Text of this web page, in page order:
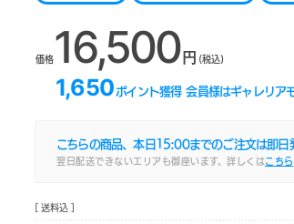
価格 16,500円 (税込)
1,650 ポイント獲得 会員様はギャレリア
こちらの商品、本日 15:00までのご注文は即日
翌日配送できないエリアも御座います。詳しくはこちら
[ 送料込 ]